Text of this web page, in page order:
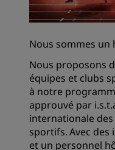
Nous sommes un
Nous proposons
équipes et clubs
à notre
approuvé par
internationale des
sportifs. Avec
et un personnel